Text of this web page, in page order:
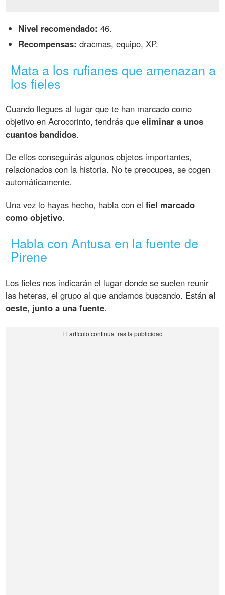
Nivel recomendado: 46.
Recompensas: dracmas, equipo, XP.
Mata a los rufianes que amenazan a
los fieles
Cuando llegues al lugar que te han marcado como
objetivo en Acrocorinto, tendrás queeliminar a unos
cuantos bandidos.
De ellos conseguirás algunos objetos importantes,
relacionados con la historia. No te preocupes, se cogen
automáticamente.
Una vez lo hayas hecho, habla con elfiel marcado
como objetivo.
Habla con Antusa en la fuente de
Pirene
Los fieles nos indicarán el lugar donde se suelen reunir
las heteras, el grupo al que andamos buscando. Estánal
oeste, junto a una fuente.